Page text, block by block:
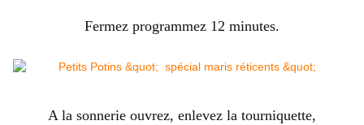
Fermez programmez 12 minutes.
A la sonnerie ouvrez, enlevez la tourniquette,